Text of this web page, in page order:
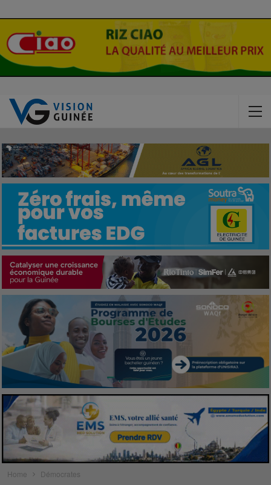
Home Démocrates